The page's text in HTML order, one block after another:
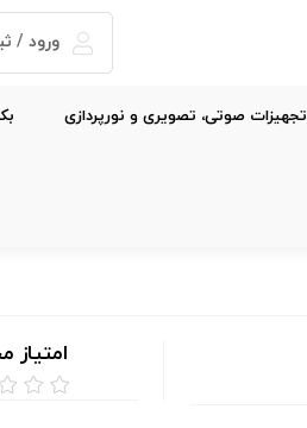
ورود /
تجهیزات صوتی، تصویری و نورپردازی